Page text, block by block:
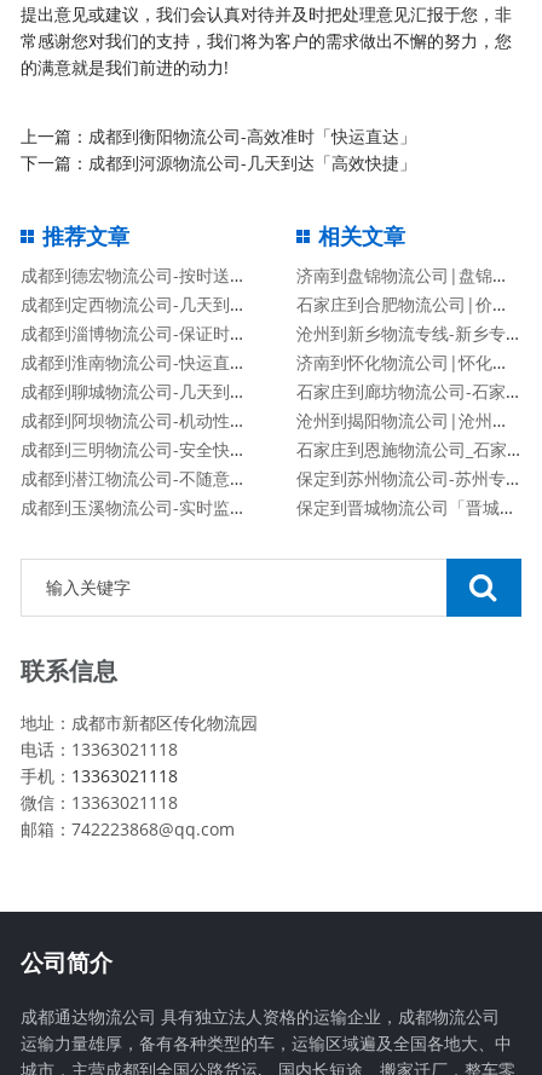
提出意见或建议，我们会认真对待并及时把处理意见汇报于您，非
常感谢您对我们的支持，我们将为客户的需求做出不懈的努力，您
的满意就是我们前进的动力!
上一篇： 成都到衡阳物流公司-高效准时「快运直达」
下一篇： 成都到河源物流公司-几天到达「高效快捷」
推荐文章
成都到德宏物流公司-按时送达「准时到达」
成都到定西物流公司-几天到达「高效快捷」
成都到淄博物流公司-保证时效「专业可靠」
成都到淮南物流公司-快运直达「要几天时间」
成都到聊城物流公司-几天到达「高效快捷」
成都到阿坝物流公司-机动性高「运费多少」
成都到三明物流公司-安全快捷「不随意加价」
成都到潜江物流公司-不随意加价「市县派送」
成都到玉溪物流公司-实时监控「送货上门」
相关文章
济南到盘锦物流公司|盘锦专线
石家庄到合肥物流公司|价格查询
沧州到新乡物流专线-新乡专线
济南到怀化物流公司|怀化专线
石家庄到廊坊物流公司-石家庄到廊坊货运专线
沧州到揭阳物流公司|沧州到揭阳物流专线
石家庄到恩施物流公司_石家庄到恩施物流专线
保定到苏州物流公司-苏州专线
保定到晋城物流公司「晋城专线」
联系信息
地址：成都市新都区传化物流园
电话：13363021118
手机： 13363021118
微信：13363021118
邮箱：742223868@qq.com
公司简介
成都通达物流公司 具有独立法人资格的运输企业，成都物流公司
运输力量雄厚，备有各种类型的车，运输区域遍及全国各地大、中
城市，主营成都到全国公路货运,、国内长短途、搬家迁厂，整车零